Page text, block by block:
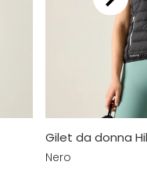
Gilet da donna
Nero